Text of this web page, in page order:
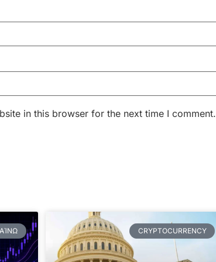
in this browser for the next time I comment.
CRYPTOCURRENCY